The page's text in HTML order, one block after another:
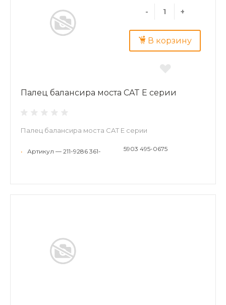
- +
В корзину
Палец балансира моста CAT E серии
Палец балансира моста CAT E серии
• Артикул — 211-9286 361- 5903 495-0675